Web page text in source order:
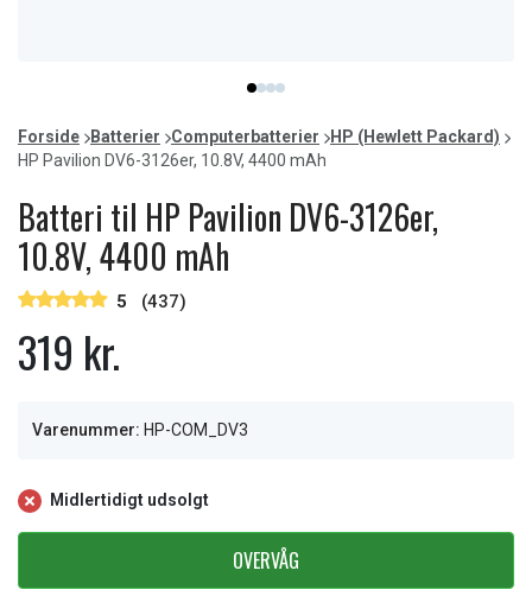
item
0
item
1
item
2
item
3
of
4
Forside Batterier Computerbatterier
HP (Hewlett Packard)
HP Pavilion DV6-3126er, 10.8V, 4400 mAh
Batteri til HP Pavilion DV6-3126er,
10.8V, 4400 mAh
5 (437)
319 kr.
Varenummer: HP-COM_DV3
Midlertidigt udsolgt
OVERVÅG